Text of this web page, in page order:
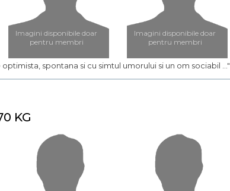
Imagini disponibile doar
pentru membri
Imagini disponibile doar
pentru membri
spontana si cu simtul umorului si un om sociabil ..."
KG